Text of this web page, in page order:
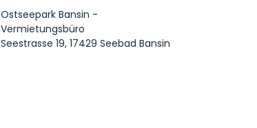
Ostseepark Bansin -
Vermietungsbüro
Seestrasse 19, 17429 Seebad Bansin